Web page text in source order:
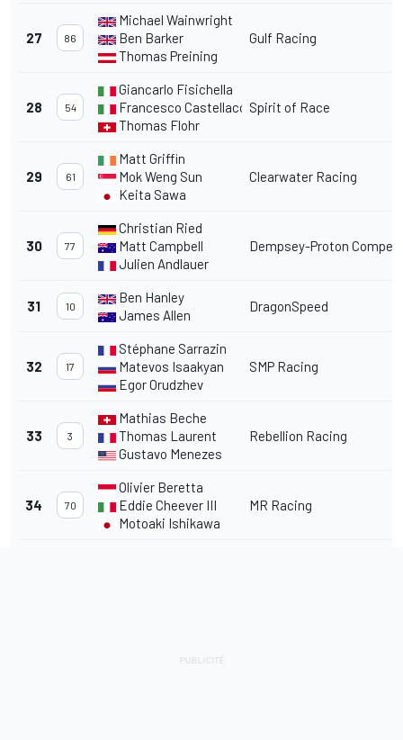
27 86
Michael Wainwright
Ben Barker
Thomas Preining
Gulf Racing
28 54
Giancarlo Fisichella
Francesco Castellacci
Thomas Flohr
Spirit of Race
29 61
Matt Griffin
Mok Weng Sun
Keita Sawa
Clearwater Racing
30 77
Christian Ried
Matt Campbell
Julien Andlauer
Dempsey-Proton
31 10
Ben Hanley
James Allen
DragonSpeed
32 17
Stéphane Sarrazin
Matevos Isaakyan
Egor Orudzhev
SMP Racing
33 3
Mathias Beche
Thomas Laurent
Gustavo Menezes
Rebellion Racing
34 70
Olivier Beretta
Eddie Cheever III
Motoaki Ishikawa
MR Racing